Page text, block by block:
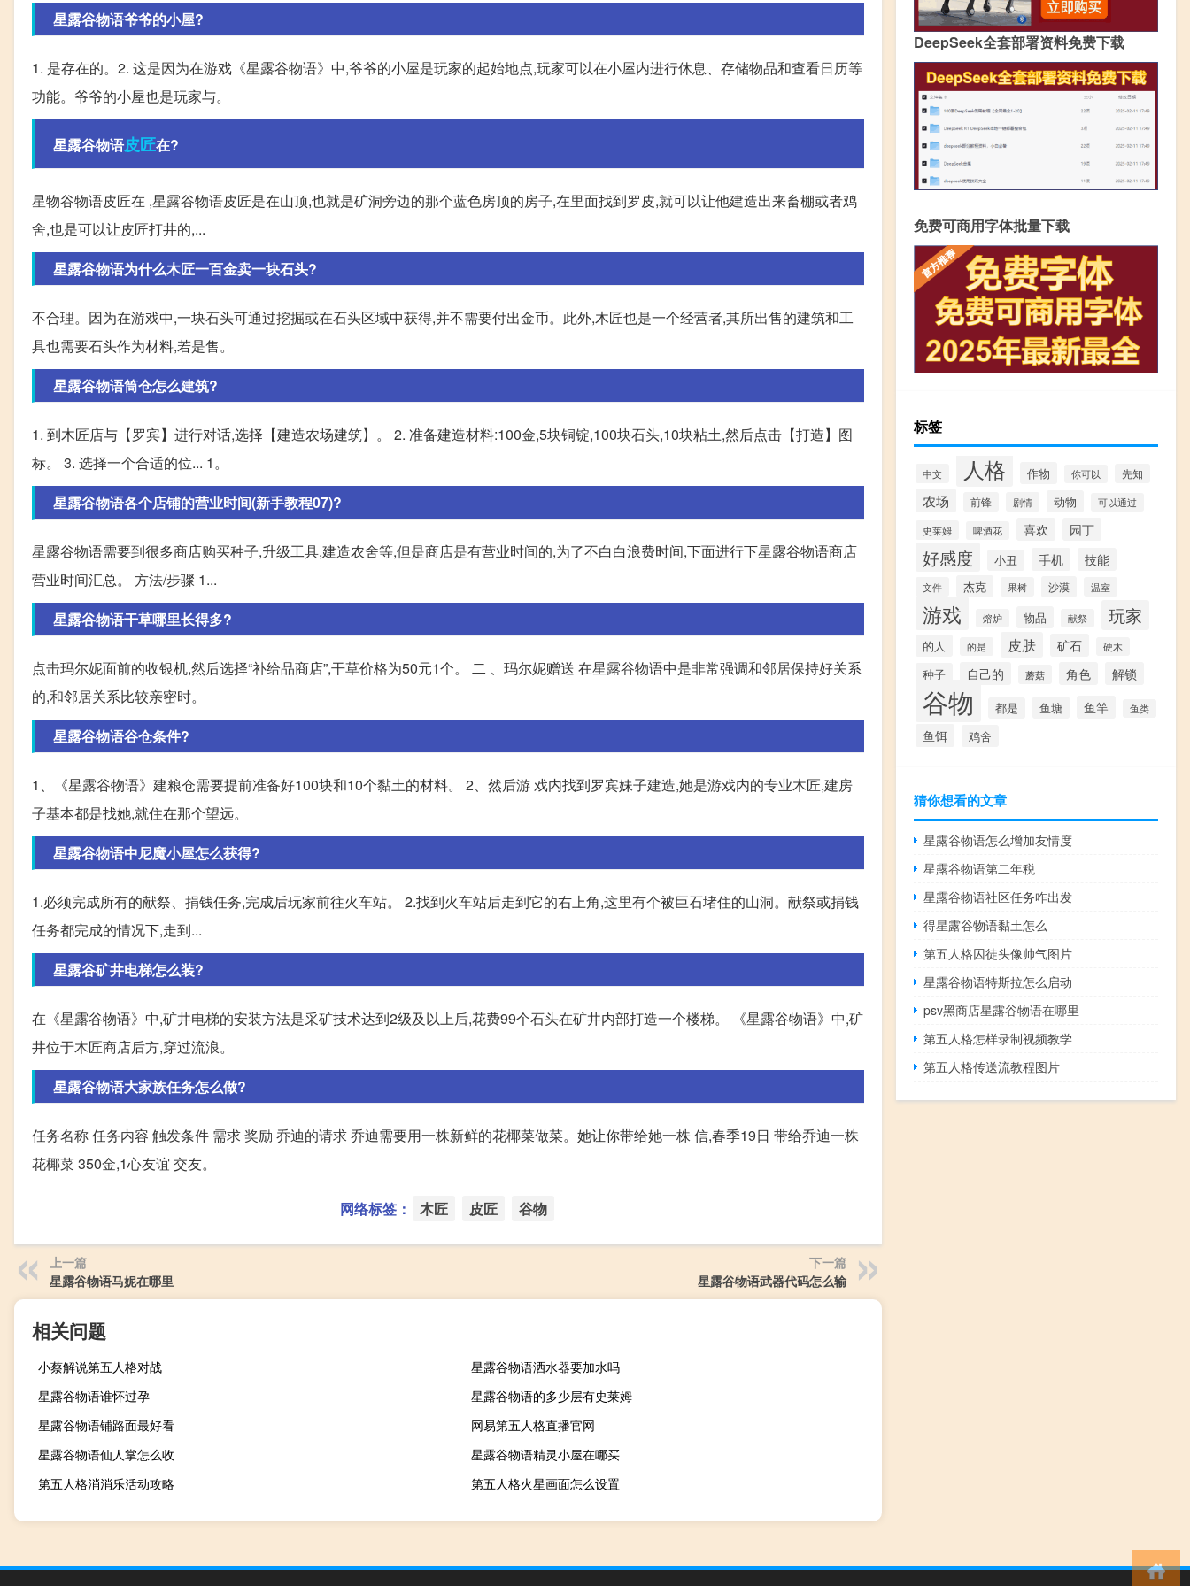
星露谷物语爷爷的小屋?
1. 是存在的。2. 这是因为在游戏《星露谷物语》中,爷爷的小屋是玩家的起始地点,玩家可以在小屋内进行休息、存储物品和查看日历等
功能。爷爷的小屋也是玩家与。
星露谷物语皮匠在?
星物谷物语皮匠在 ,星露谷物语皮匠是在山顶,也就是矿洞旁边的那个蓝色房顶的房子,在里面找到罗皮,就可以让他建造出来畜棚或者鸡
舍,也是可以让皮匠打井的,...
星露谷物语为什么木匠一百金卖一块石头?
不合理。因为在游戏中,一块石头可通过挖掘或在石头区域中获得,并不需要付出金币。此外,木匠也是一个经营者,其所出售的建筑和工
具也需要石头作为材料,若是售。
星露谷物语筒仓怎么建筑?
1. 到木匠店与【罗宾】进行对话,选择【建造农场建筑】。 2. 准备建造材料:100金,5块铜锭,100块石头,10块粘土,然后点击【打造】图
标。 3. 选择一个合适的位... 1。
星露谷物语各个店铺的营业时间(新手教程07)?
星露谷物语需要到很多商店购买种子,升级工具,建造农舍等,但是商店是有营业时间的,为了不白白浪费时间,下面进行下星露谷物语商店
营业时间汇总。 方法/步骤 1...
星露谷物语干草哪里长得多?
点击玛尔妮面前的收银机,然后选择“补给品商店”,干草价格为50元1个。 二 、玛尔妮赠送 在星露谷物语中是非常强调和邻居保持好关系
的,和邻居关系比较亲密时。
星露谷物语谷仓条件?
1、《星露谷物语》建粮仓需要提前准备好100块和10个黏土的材料。 2、然后游 戏内找到罗宾妹子建造,她是游戏内的专业木匠,建房
子基本都是找她,就住在那个望远。
星露谷物语中尼魔小屋怎么获得?
1.必须完成所有的献祭、捐钱任务,完成后玩家前往火车站。 2.找到火车站后走到它的右上角,这里有个被巨石堵住的山洞。献祭或捐钱
任务都完成的情况下,走到...
星露谷矿井电梯怎么装?
在《星露谷物语》中,矿井电梯的安装方法是采矿技术达到2级及以上后,花费99个石头在矿井内部打造一个楼梯。 《星露谷物语》中,矿
井位于木匠商店后方,穿过流浪。
星露谷物语大家族任务怎么做?
任务名称 任务内容 触发条件 需求 奖励 乔迪的请求 乔迪需要用一株新鲜的花椰菜做菜。她让你带给她一株 信,春季19日 带给乔迪一株
花椰菜 350金,1心友谊 交友。
网络标签： 木匠 皮匠 谷物
上一篇
星露谷物语马妮在哪里
下一篇
星露谷物语武器代码怎么输
相关问题
小蔡解说第五人格对战
星露谷物语洒水器要加水吗
星露谷物语谁怀过孕
星露谷物语的多少层有史莱姆
星露谷物语铺路面最好看
网易第五人格直播官网
星露谷物语仙人掌怎么收
星露谷物语精灵小屋在哪买
第五人格消消乐活动攻略
第五人格火星画面怎么设置
DeepSeek全套部署资料免费下载
免费可商用字体批量下载
标签
中文 人格 作物 你可以 先知
农场 前锋 剧情 动物 可以通过
史莱姆 啤酒花 喜欢 园丁
好感度 小丑 手机 技能
文件 杰克 果树 沙漠 温室
游戏 熔炉 物品 献祭 玩家
的人 的是 皮肤 矿石 硬木
种子 自己的 蘑菇 角色 解锁
谷物 都是 鱼塘 鱼竿 鱼类
鱼饵 鸡舍
猜你想看的文章
星露谷物语怎么增加友情度
星露谷物语第二年税
星露谷物语社区任务咋出发
得星露谷物语黏土怎么
第五人格囚徒头像帅气图片
星露谷物语特斯拉怎么启动
psv黑商店星露谷物语在哪里
第五人格怎样录制视频教学
第五人格传送流教程图片